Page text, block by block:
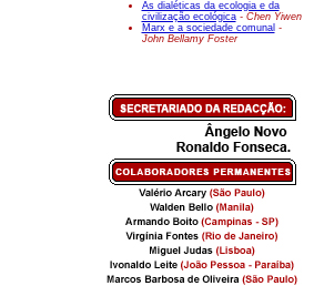
As dialéticas da ecologia e da
civilização ecológica - Chen Yiwen
Marx e a sociedade comunal -
John Bellamy Foster